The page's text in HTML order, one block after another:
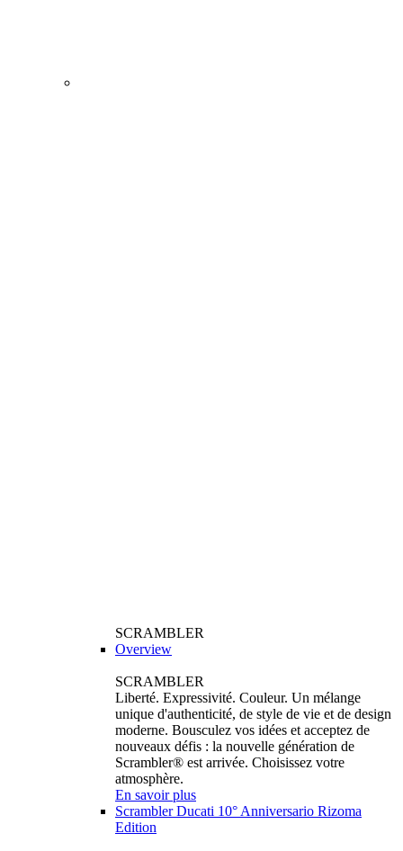
SCRAMBLER
Overview
SCRAMBLER
Liberté. Expressivité. Couleur. Un mélange
unique d'authenticité, de style de vie et de design
moderne. Bousculez vos idées et acceptez de
nouveaux défis : la nouvelle génération de
Scrambler® est arrivée. Choisissez votre
atmosphère.
En savoir plus
Scrambler Ducati 10° Anniversario Rizoma
Edition